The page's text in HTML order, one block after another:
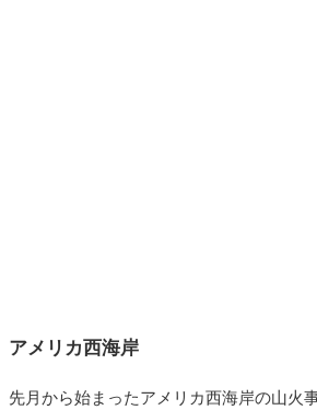
アメリカ西海岸
先月から始まったアメリカ西海岸の山火